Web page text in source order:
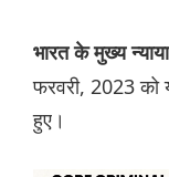
भारत के मुख्य
फरवरी, 2023 को
हुए।